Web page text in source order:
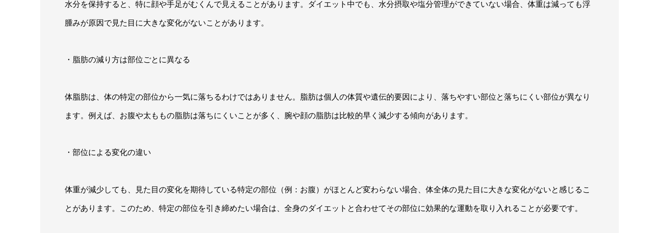
水分を保持すると、特に顔や手足がむくんで見えることがあります。ダイエット中でも、水分摂取や塩分管理ができていない場合、体重は減っても浮
腫みが原因で見た目に大きな変化がないことがあります。
・脂肪の減り方は部位ごとに異なる
体脂肪は、体の特定の部位から一気に落ちるわけではありません。脂肪は個人の体質や遺伝的要因により、落ちやすい部位と落ちにくい部位が異なり
ます。例えば、お腹や太ももの脂肪は落ちにくいことが多く、腕や顔の脂肪は比較的早く減少する傾向があります。
・部位による変化の違い
体重が減少しても、見た目の変化を期待している特定の部位（例：お腹）がほとんど変わらない場合、体全体の見た目に大きな変化がないと感じるこ
とがあります。このため、特定の部位を引き締めたい場合は、全身のダイエットと合わせてその部位に効果的な運動を取り入れることが必要です。